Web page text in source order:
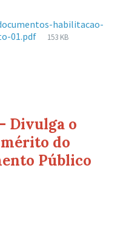
habilitacao-
01.pdf
Tamanho
153 KB
Divulga o
do
Público